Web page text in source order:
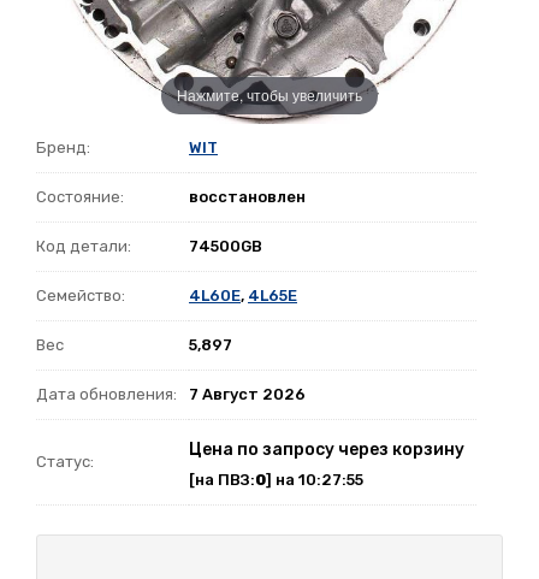
Нажмите, чтобы увеличить
Бренд: WIT
Состояние: восстановлен
Код детали: 74500GB
Семейство: 4L60E, 4L65E
Вес 5,897
Дата обновления: 7 Август 2026
Статус:
Цена по запросу через корзину
[на ПВЗ:0] на 10:27:55